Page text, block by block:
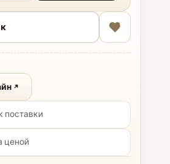
поставки
ценой